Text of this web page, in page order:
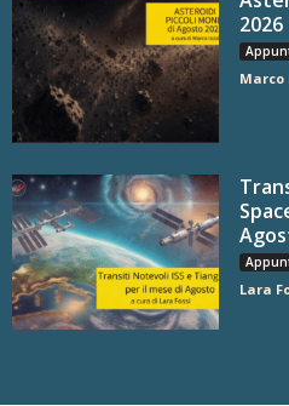
2026
Marco
Lara